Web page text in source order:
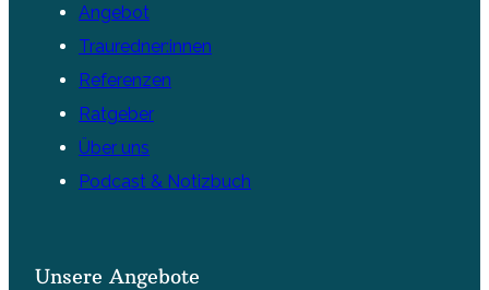
Angebot
Trauredner:innen
Referenzen
Ratgeber
Über uns
Podcast & Notizbuch
Unsere Angebote